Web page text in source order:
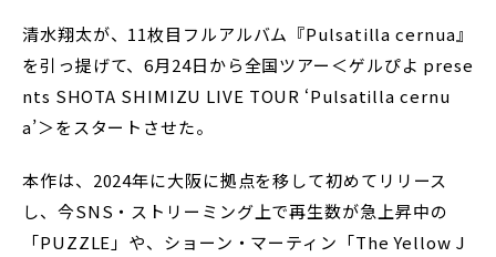
清水翔太が、11枚目フルアルバム『Pulsatilla cernua』
を引っ提げて、6月24日から全国ツアー＜ゲルぴよ prese
nts SHOTA SHIMIZU LIVE TOUR ‘Pulsatilla cernu
a’＞をスタートさせた。
本作は、2024年に大阪に拠点を移して初めてリリース
し、今SNS・ストリーミング上で再生数が急上昇中の
「PUZZLE」や、ショーン・マーティン「The Yellow J